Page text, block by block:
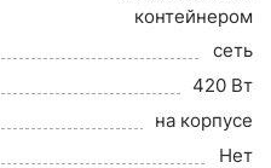
контейнером
сеть
420 Вт
на корпусе
Нет